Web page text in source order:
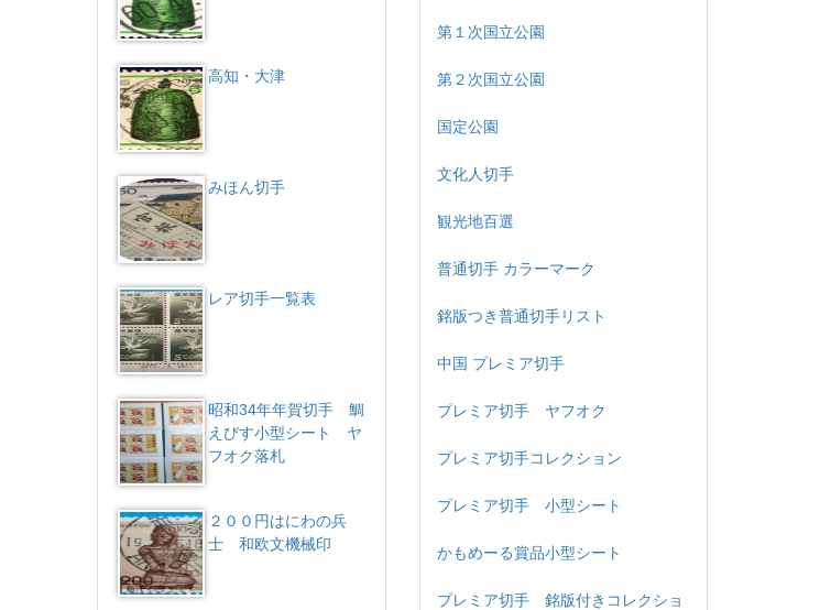
高知・大津
みほん切手
レア切手一覧表
昭和34年年賀切手 鯛
えびす小型シート ヤ
フオク落札
２００円はにわの兵
士 和欧文機械印
第１次国立公園
第２次国立公園
国定公園
文化人切手
観光地百選
普通切手 カラーマーク
銘版つき普通切手リスト
中国 プレミア切手
プレミア切手 ヤフオク
プレミア切手コレクション
プレミア切手 小型シート
かもめーる賞品小型シート
プレミア切手 銘版付きコレクショ